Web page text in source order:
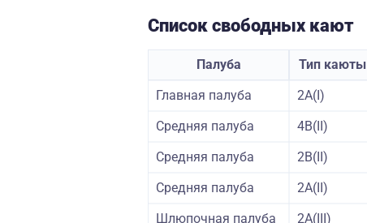
Список свободных кают
Палуба Тип каюты
Главная палуба
2А(I)
Средняя палуба
4В(II)
Средняя палуба
2B(II)
Средняя палуба
2А(II)
Шлюпочная палуба
2А(III)